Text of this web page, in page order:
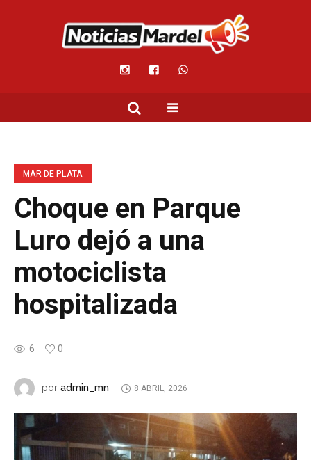
MAR DE PLATA
Choque en Parque
Luro dejó a una
motociclista
hospitalizada
6 0
por admin_mn 8 ABRIL, 2026